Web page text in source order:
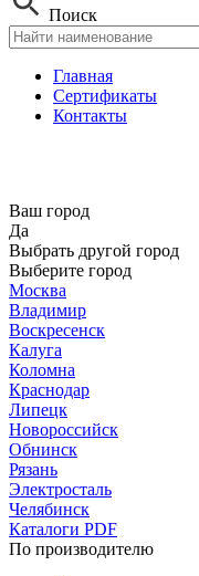
Поиск
Главная
Сертификаты
Контакты
Ваш город
Да
Выбрать другой город
Выберите город
Москва
Владимир
Воскресенск
Калуга
Коломна
Краснодар
Липецк
Новороссийск
Обнинск
Рязань
Электросталь
Челябинск
Каталоги PDF
По производителю